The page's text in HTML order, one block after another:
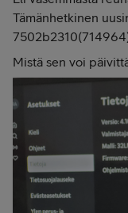
Tämänhetkinen
Mistä sen voi